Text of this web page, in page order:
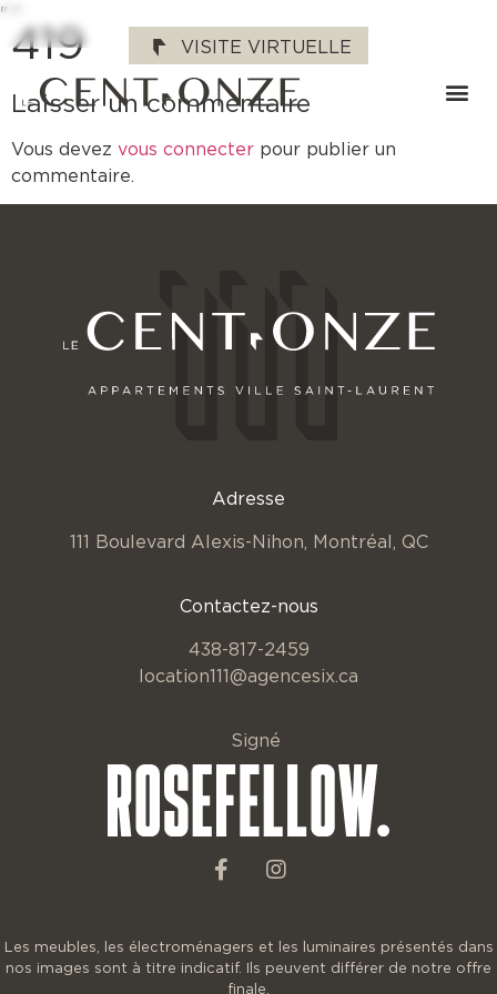
" "
VISITE VIRTUELLE
419
Laisser un commentaire
Vous devez vous connecter pour publier un
commentaire.
Adresse
111 Boulevard Alexis-Nihon, Montréal, QC
Contactez-nous
438-817-2459
location111@agencesix.ca
Signé
Les meubles, les électroménagers et les luminaires présentés dans
nos images sont à titre indicatif. Ils peuvent différer de notre offre
finale.